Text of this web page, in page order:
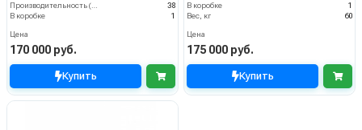
38
В коробке
1
Цена
170 000 руб.
Купить
В коробке
1
Вес, кг
60
Цена
175 000 руб.
Купить